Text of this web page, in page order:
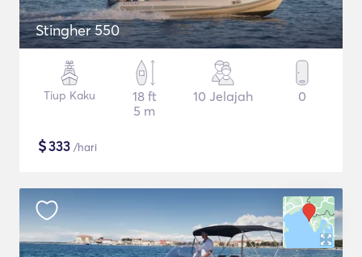
Stingher 550
Tiup Kaku
18 ft
5 m
10 Jelajah 0
$333 /hari